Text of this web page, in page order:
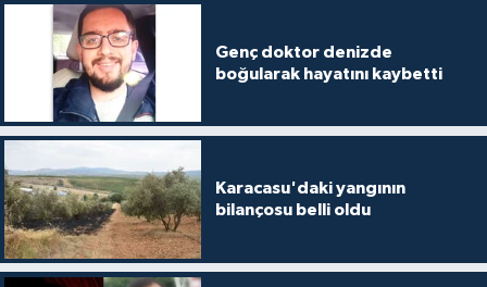
Genç doktor denizde
boğularak hayatını kaybetti
Karacasu'daki yangının
bilançosu belli oldu